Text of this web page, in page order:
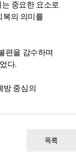
중요한 요소로
복의 의미를
편을 감수하며
다.
방 중심의
목록